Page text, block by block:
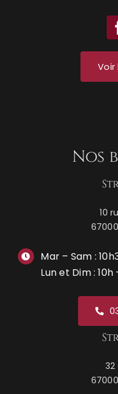
Nos
10
67000
Mar – Sam :
Lun et Dim : 10h
32
67000